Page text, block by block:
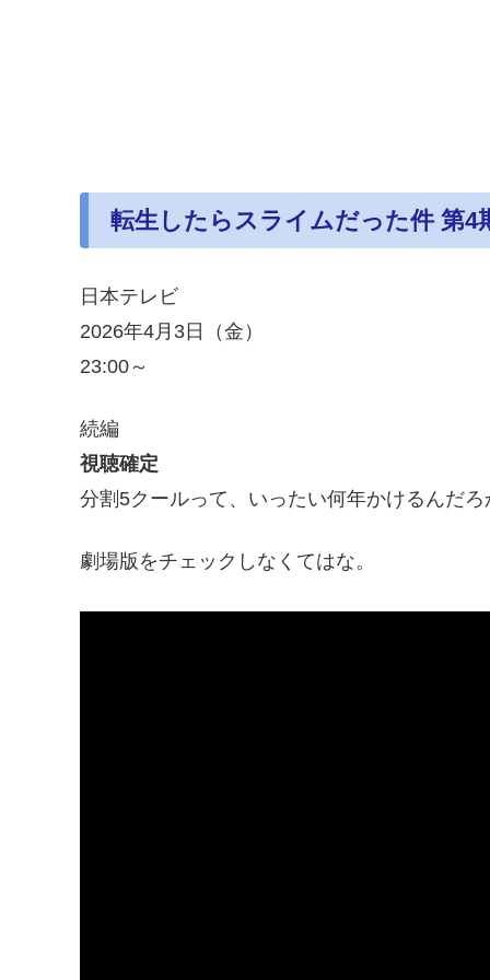
転生したらスライムだった件 第4
日本テレビ
2026年4月3日（金）
23:00～
続編
視聴確定
分割5クールって、いったい何年かけるんだろ
劇場版をチェックしなくてはな。